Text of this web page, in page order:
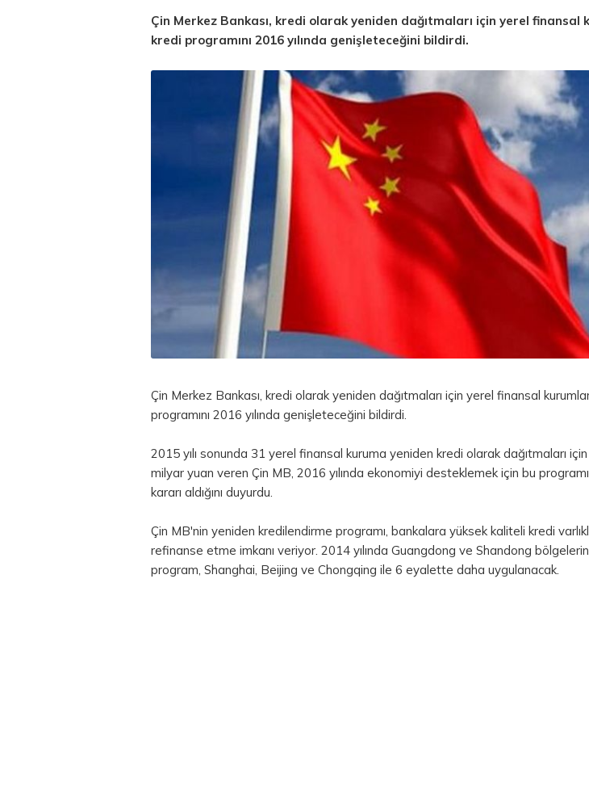
Çin Merkez Bankası, kredi olarak yeniden dağıtmaları için yerel finansal
kredi programını 2016 yılında genişleteceğini bildirdi.
Çin Merkez Bankası, kredi olarak yeniden dağıtmaları için yerel finansal
programını 2016 yılında genişleteceğini bildirdi.
2015 yılı sonunda 31 yerel finansal kuruma yeniden kredi olarak dağıtmaları
milyar yuan veren Çin MB, 2016 yılında ekonomiyi desteklemek için bu
kararı aldığını duyurdu.
Çin MB'nin yeniden kredilendirme programı, bankalara yüksek kaliteli kredi
refinanse etme imkanı veriyor. 2014 yılında Guangdong ve Shandong
program, Shanghai, Beijing ve Chongqing ile 6 eyalette daha uygulanacak.